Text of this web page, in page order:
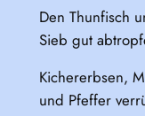
Den Thunfisch
Sieb gut
Kichererbsen,
und Pfeffer